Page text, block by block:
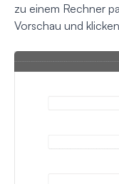
zu einem Rechner
Vorschau und